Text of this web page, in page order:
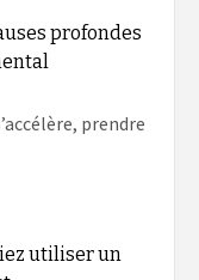
profondes
prendre
utiliser un